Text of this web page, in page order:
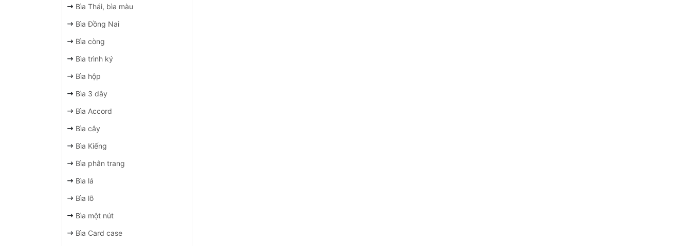
Bìa Thái, bìa màu
Bìa Đồng Nai
Bìa còng
Bìa trình ký
Bìa hộp
Bìa 3 dây
Bìa Accord
Bìa cây
Bìa Kiếng
Bìa phân trang
Bìa lá
Bìa lỗ
Bìa một nút
Bìa Card case